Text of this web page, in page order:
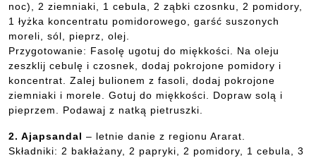
noc), 2 ziemniaki, 1 cebula, 2 ząbki czosnku, 2 pomidory,
1 łyżka koncentratu pomidorowego, garść suszonych
moreli, sól, pieprz, olej.
Przygotowanie: Fasolę ugotuj do miękkości. Na oleju
zeszklij cebulę i czosnek, dodaj pokrojone pomidory i
koncentrat. Zalej bulionem z fasoli, dodaj pokrojone
ziemniaki i morele. Gotuj do miękkości. Dopraw solą i
pieprzem. Podawaj z natką pietruszki.
2. Ajapsandal – letnie danie z regionu Ararat.
Składniki: 2 bakłażany, 2 papryki, 2 pomidory, 1 cebula, 3